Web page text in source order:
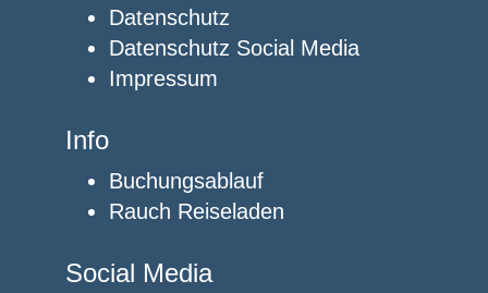
Datenschutz
Datenschutz Social Media
Impressum
Info
Buchungsablauf
Rauch Reiseladen
Social Media